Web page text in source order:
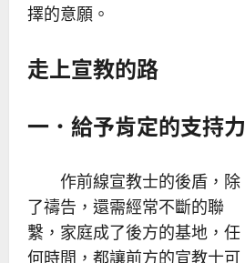
擇的意願。
走上宣教的路
一．給予肯定的支持力
作前線宣教士的後盾，除
了禱告，還需經常不斷的聯
繫，家庭成了後方的基地，任
何時間，都讓前方的宣教士可